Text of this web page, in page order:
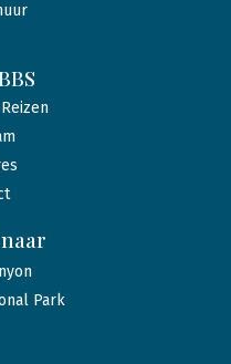
Park